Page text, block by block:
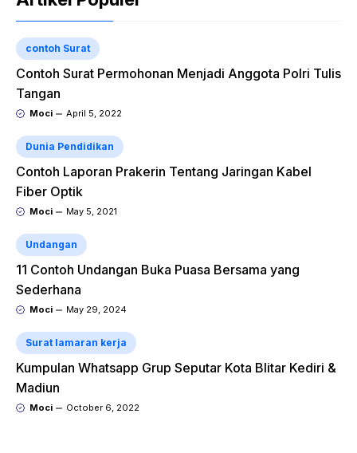
contoh Surat
Contoh Surat Permohonan Menjadi Anggota Polri Tulis
Tangan
Moci April 5, 2022
Dunia Pendidikan
Contoh Laporan Prakerin Tentang Jaringan Kabel
Fiber Optik
Moci May 5, 2021
Undangan
11 Contoh Undangan Buka Puasa Bersama yang
Sederhana
Moci May 29, 2024
Surat lamaran kerja
Kumpulan Whatsapp Grup Seputar Kota Blitar Kediri &
Madiun
Moci October 6, 2022